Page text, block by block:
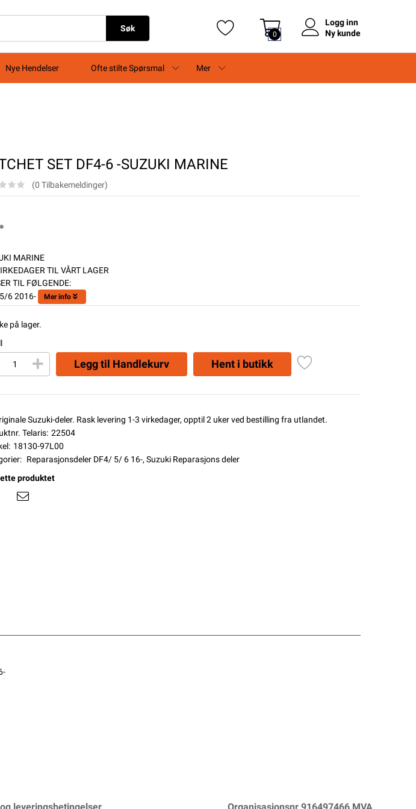
Søk
0
Logg inn
Ny kunde
Nye Hendelser Ofte stilte Spørsmal Mer
SET DF4-6 -SUZUKI MARINE
(0 Tilbakemeldinger)
MARINE
TIL VÅRT LAGER
TIL FØLGENDE:
6 2016-
Mer info
på lager.
Legg til Handlekurv Hent i butikk
Suzuki-deler. Rask levering 1-3 virkedager, opptil 2 uker ved bestilling fra utlandet.
Telaris: 22504
18130-97L00
Reparasjonsdeler DF4/ 5/ 6 16-, Suzuki Reparasjons deler
produktet
leveringsbetingelser. Organisasjonsnr 916497466 MVA